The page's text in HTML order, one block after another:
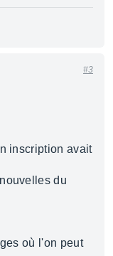
#3
inscription avait
du
où l'on peut